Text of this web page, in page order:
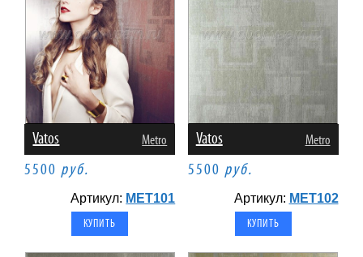
Vatos Metro
5500 руб.
Артикул: MET101
Vatos Metro
5500 руб.
Артикул: MET102